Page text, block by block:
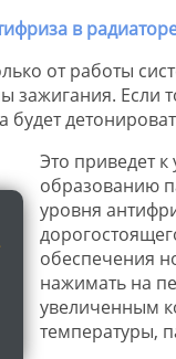
от работы
зажигания. Если
Это приведет
образованию
уровня
обеспечения
нажимать на
увеличенным
температуры,